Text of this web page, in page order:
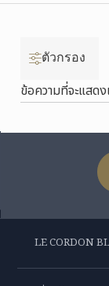
ตัวกรอง
ข้อความที่จะแสด
LE CORDON